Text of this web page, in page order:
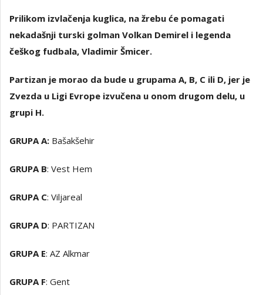
Prilikom izvlačenja kuglica, na žrebu će pomagati
nekadašnji turski golman Volkan Demirel i legenda
češkog fudbala, Vladimir Šmicer.
Partizan je morao da bude u grupama A, B, C ili D, jer je
Zvezda u Ligi Evrope izvučena u onom drugom delu, u
grupi H.
GRUPA A: Bašakšehir
GRUPA B: Vest Hem
GRUPA C: Viljareal
GRUPA D: PARTIZAN
GRUPA E: AZ Alkmar
GRUPA F: Gent